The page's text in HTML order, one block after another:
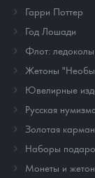
Гарри Поттер
Год Лошади
Флот:
Жетоны
Ювелирные
Русская
Золотая
Наборы
Монеты и